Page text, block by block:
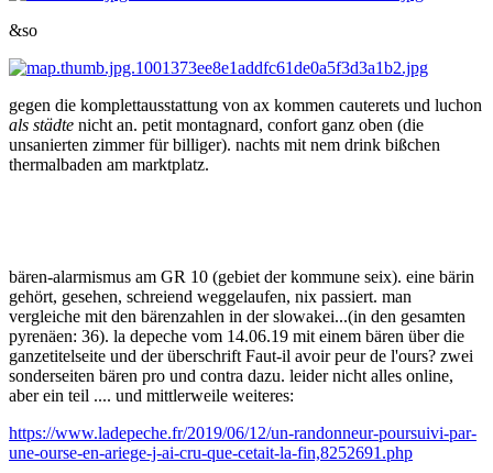
&so
gegen die komplettausstattung von ax kommen cauterets und luchon
als städte nicht an. petit montagnard, confort ganz oben (die
unsanierten zimmer für billiger). nachts mit nem drink bißchen
thermalbaden am marktplatz.
bären-alarmismus am GR 10 (gebiet der kommune seix). eine bärin
gehört, gesehen, schreiend weggelaufen, nix passiert. man
vergleiche mit den bärenzahlen in der slowakei...(in den gesamten
pyrenäen: 36). la depeche vom 14.06.19 mit einem bären über die
ganzetitelseite und der überschrift Faut-il avoir peur de l'ours? zwei
sonderseiten bären pro und contra dazu. leider nicht alles online,
aber ein teil .... und mittlerweile weiteres:
https://www.ladepeche.fr/2019/06/12/un-randonneur-poursuivi-par-
une-ourse-en-ariege-j-ai-cru-que-cetait-la-fin,8252691.php